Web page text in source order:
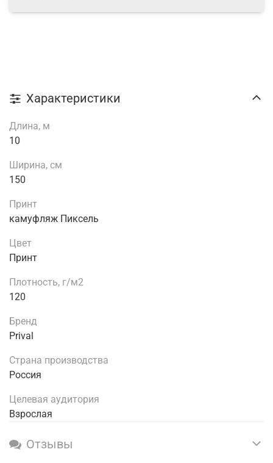
Характеристики
Длина, м
10
Ширина, см
150
Принт
камуфляж Пиксель
Цвет
Принт
Плотность, г/м2
120
Бренд
Prival
Страна производства
Россия
Целевая аудитория
Взрослая
Отзывы